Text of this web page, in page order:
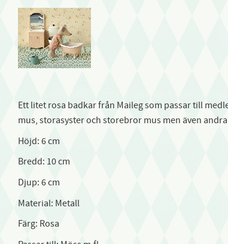
Ett litet rosa badkar från Maileg som passar till
mus, storasyster och storebror mus men även
Höjd: 6 cm
Bredd: 10 cm
Djup: 6 cm
Material: Metall
Färg: Rosa